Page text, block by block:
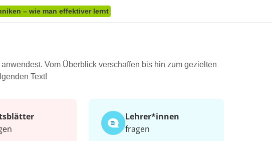
– wie man effektiver lernt
Vom Überblick verschaffen bis hin zum gezielten
Text!
Lehrer*​innen
fragen